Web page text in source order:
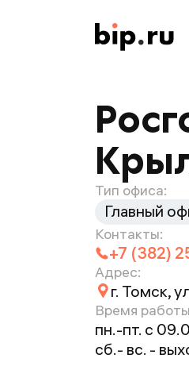
Тип офиса:
Главный
Контакты:
+7 (382)
Адрес:
г. Томск,
Время
пн.-пт. с
сб.- вс. -